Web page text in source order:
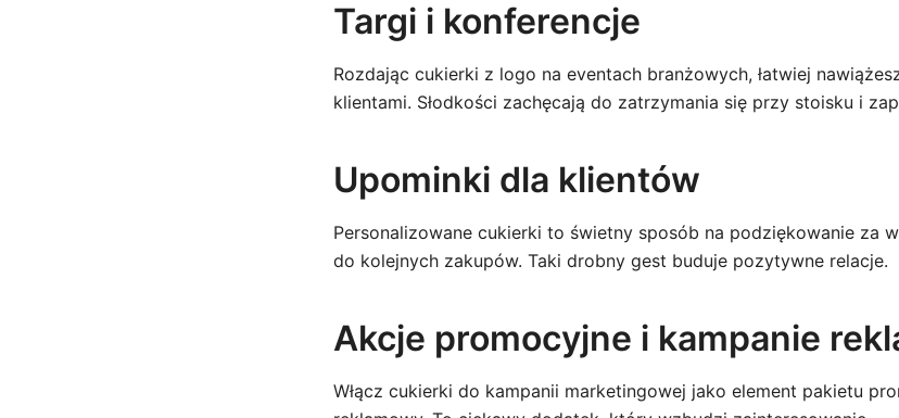
Targi i konferencje
Rozdając cukierki z logo na eventach branżowych, łatwiej
klientami. Słodkości zachęcają do zatrzymania się przy stoisku i
Upominki dla klientów
Personalizowane cukierki to świetny sposób na podziękowanie za
do kolejnych zakupów. Taki drobny gest buduje pozytywne relacje.
Akcje promocyjne i kampanie
Włącz cukierki do kampanii marketingowej jako element pakietu